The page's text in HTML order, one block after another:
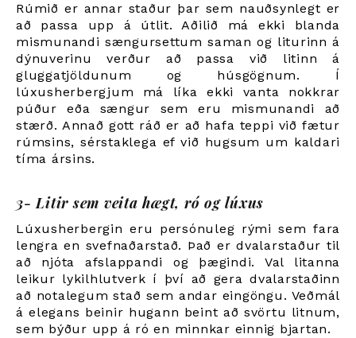
Rúmið er annar staður þar sem nauðsynlegt er
að passa upp á útlit. Aðilið má ekki blanda
mismunandi sængursettum saman og liturinn á
dýnuverinu verður að passa við litinn á
gluggatjöldunum og húsgögnum. Í
lúxusherbergjum má líka ekki vanta nokkrar
púður eða sængur sem eru mismunandi að
stærð. Annað gott ráð er að hafa teppi við fætur
rúmsins, sérstaklega ef við hugsum um kaldari
tíma ársins.
3- Litir sem veita hægt, ró og lúxus
Lúxusherbergin eru persónuleg rými sem fara
lengra en svefnaðarstað. Það er dvalarstaður til
að njóta afslappandi og þægindi. Val litanna
leikur lykilhlutverk í því að gera dvalarstaðinn
að notalegum stað sem andar eingöngu. Veðmál
á elegans beinir hugann beint að svörtu litnum,
sem býður upp á ró en minnkar einnig bjartan.